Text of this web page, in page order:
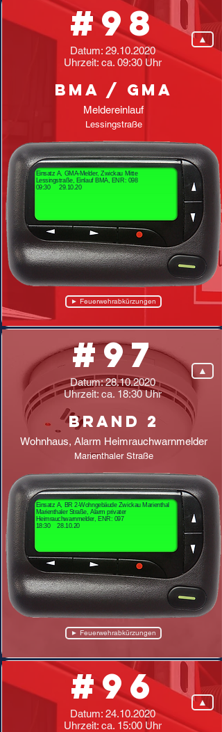
Datum: 29.10.2020
Uhrzeit: ca. 09:30 Uhr
#98 ▲
BMA / GMA
Meldereinlauf
Lessingstraße
Einsatz A, GMA-Melder, Zwickau Mitte
Lessingstraße, Einlauf BMA, ENR: 098
09:30 29.10.20
► Feuerwehrabkürzungen
Datum:28.10.2020
Uhrzeit: ca. 18:30 Uhr
#97 ▲
Brand 2
Wohnhaus, Alarm Heimrauchwarnmelder
Marienthaler Straße
Einsatz A, BR 2-Wohngebäude Zwickau Marienthal
Marienthaler Straße, Alarm privater
Heimrauchwarnmelder, ENR: 097
18:30 28.10.20
► Feuerwehrabkürzungen
Datum: 24.10.2020
Uhrzeit: ca. 15:00 Uhr
#96 ▲